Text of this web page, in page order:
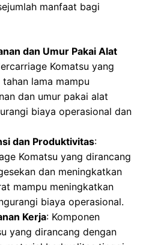
manfaat bagi
dan Umur Pakai Alat
Komatsu yang
lama mampu
dan umur pakai alat
biaya operasional dan
dan Produktivitas:
Komatsu yang dirancang
dan meningkatkan
mampu meningkatkan
biaya operasional.
Kerja: Komponen
yang dirancang dengan